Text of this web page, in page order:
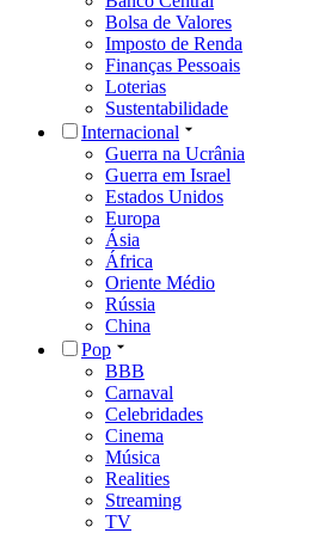
Bolsa de Valores
Imposto de Renda
Finanças Pessoais
Loterias
Sustentabilidade
Internacional
Guerra na Ucrânia
Guerra em Israel
Estados Unidos
Europa
Ásia
África
Oriente Médio
Rússia
China
Pop
BBB
Carnaval
Celebridades
Cinema
Música
Realities
Streaming
TV